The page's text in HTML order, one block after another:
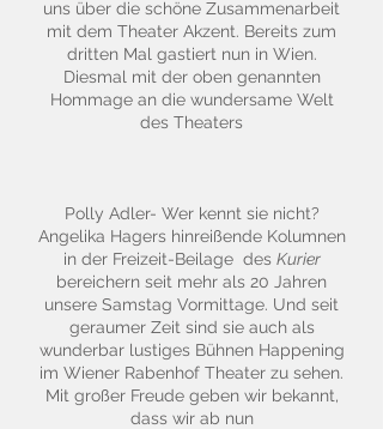
uns über die schöne Zusammenarbeit
mit dem Theater Akzent. Bereits zum
dritten Mal gastiert nun in Wien.
Diesmal mit der oben genannten
Hommage an die wundersame Welt
des Theaters
Polly Adler- Wer kennt sie nicht?
Angelika Hagers hinreißende Kolumnen
in der Freizeit-Beilage des Kurier
bereichern seit mehr als 20 Jahren
unsere Samstag Vormittage. Und seit
geraumer Zeit sind sie auch als
wunderbar lustiges Bühnen Happening
im Wiener Rabenhof Theater zu sehen.
Mit großer Freude geben wir bekannt,
dass wir ab nun